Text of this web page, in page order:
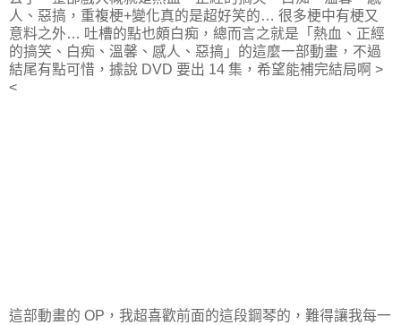
人、惡搞，重複梗+變化真的是超好笑的… 很多梗中有梗又
意料之外… 吐槽的點也頗白痴，總而言之就是「熱血、正經
的搞笑、白痴、溫馨、感人、惡搞」的這麼一部動畫，不過
結尾有點可惜，據說 DVD 要出 14 集，希望能補完結局啊 >
<
這部動畫的 OP，我超喜歡前面的這段鋼琴的，難得讓我每一